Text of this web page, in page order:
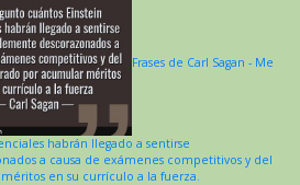
Frases de Carl Sagan - Me
habrán llegado a sentirse
a causa de exámenes competitivos y del
en su currículo a la fuerza.